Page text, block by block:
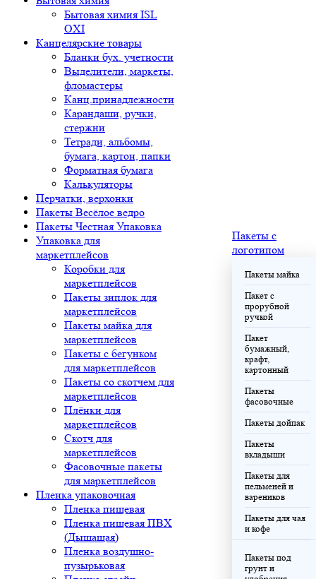
Бытовая химия ISL
OXI
Канцелярские товары
Бланки бух. учетности
Выделители, маркеты,
фломастеры
Канц.принадлежности
Карандаши, ручки,
стержни
Тетради, альбомы,
бумага, картон, папки
Форматная бумага
Калькуляторы
Перчатки, верхонки
Пакеты Весёлое ведро
Пакеты Честная Упаковка
Упаковка для
маркетплейсов
Коробки для
маркетплейсов
Пакеты зиплок для
маркетплейсов
Пакеты майка для
маркетплейсов
Пакеты с бегунком
для маркетплейсов
Пакеты со скотчем для
маркетплейсов
Плёнки для
маркетплейсов
Скотч для
маркетплейсов
Фасовочные пакеты
для маркетплейсов
Пленка упаковочная
Пленка пищевая
Пленка пищевая ПВХ
(Дышащая)
Пленка воздушно-
пузырьковая
Пакеты с
логотипом
Пакеты майка
Пакет с
прорубной
ручкой
Пакет
бумажный,
крафт,
картонный
Пакеты
фасовочные
Пакеты дойпак
Пакеты
вкладыши
Пакеты для
пельменей и
вареников
Пакеты для чая
и кофе
Пакеты под
грунт и